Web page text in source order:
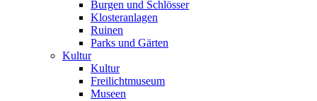
Burgen und Schlösser
Klosteranlagen
Ruinen
Parks und Gärten
Kultur
Kultur
Freilichtmuseum
Museen